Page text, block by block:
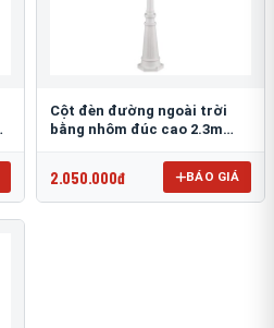
Cột đèn đường ngoài trời
bằng nhôm đúc cao 2.3m
2.050.000đ BÁO GIÁ